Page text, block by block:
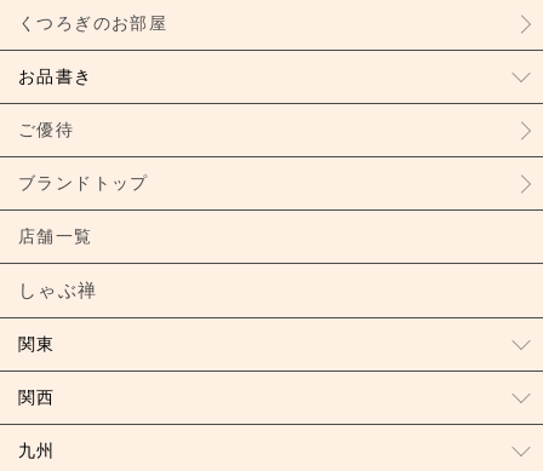
くつろぎのお部屋
お品書き
ご優待
ブランドトップ
店舗一覧
しゃぶ禅
関東
関西
九州